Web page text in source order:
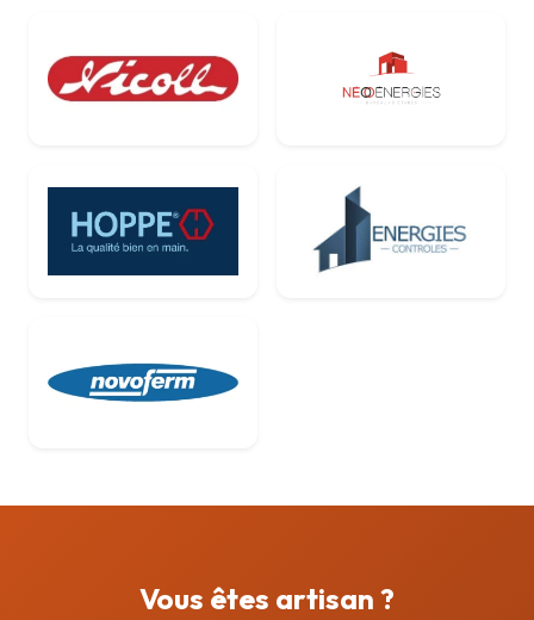
Nicoll Néo Énergies
Hoppe Energies
Novoferm
Vous êtes artisan ?